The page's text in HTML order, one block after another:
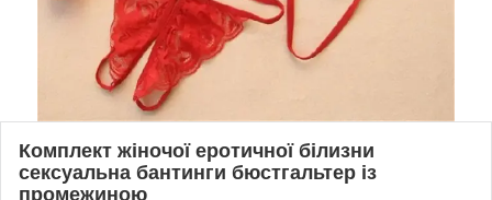
Комплект жіночої еротичної білизни
сексуальна бантинги бюстгальтер із
промежиною